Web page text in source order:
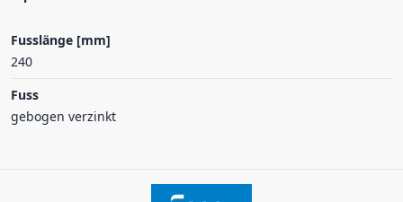
Fusslänge [mm]
240
Fuss
gebogen verzinkt